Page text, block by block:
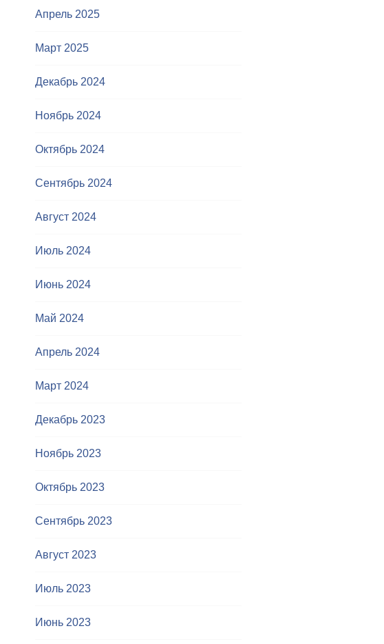
Апрель 2025
Март 2025
Декабрь 2024
Ноябрь 2024
Октябрь 2024
Сентябрь 2024
Август 2024
Июль 2024
Июнь 2024
Май 2024
Апрель 2024
Март 2024
Декабрь 2023
Ноябрь 2023
Октябрь 2023
Сентябрь 2023
Август 2023
Июль 2023
Июнь 2023